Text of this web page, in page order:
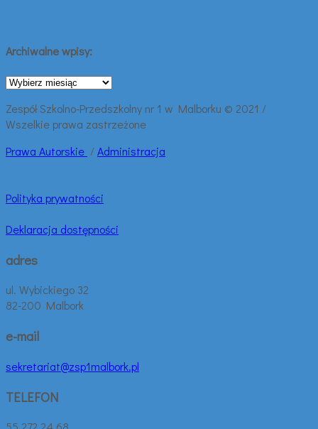
Archiwalne wpisy:
Archiwalne
Zespół Szkolno-Przedszkolny nr 1 w Malborku © 2021 /
Wszelkie prawa zastrzeżone
Prawa Autorskie /Administracja
Polityka prywatności
Deklaracja dostępności
adres
ul. Wybickiego 32
82-200 Malbork
e-mail
sekretariat@zsp1malbork.pl
TELEFON